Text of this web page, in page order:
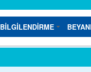
BİLGİLENDİRME